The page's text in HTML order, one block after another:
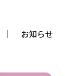
お知らせ